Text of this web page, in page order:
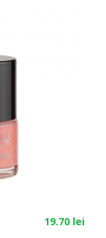
19.70 lei